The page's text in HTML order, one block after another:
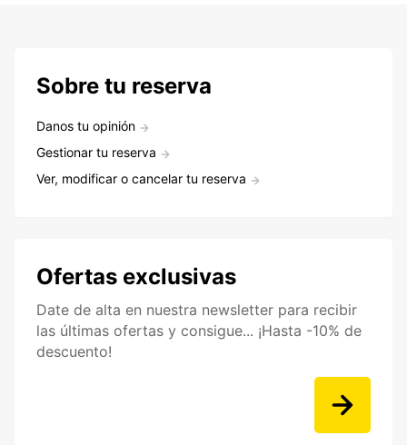
Sobre tu reserva
Danos tu opinión
Gestionar tu reserva
Ver, modificar o cancelar tu reserva
Ofertas exclusivas
Date de alta en nuestra newsletter para recibir
las últimas ofertas y consigue... ¡Hasta -10% de
descuento!